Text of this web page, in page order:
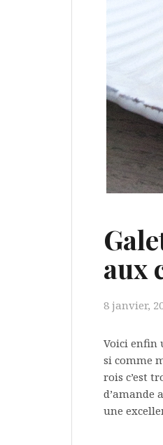
aux
8 janvier,
Voici enfin
si comme
rois c’est
d’amande
une